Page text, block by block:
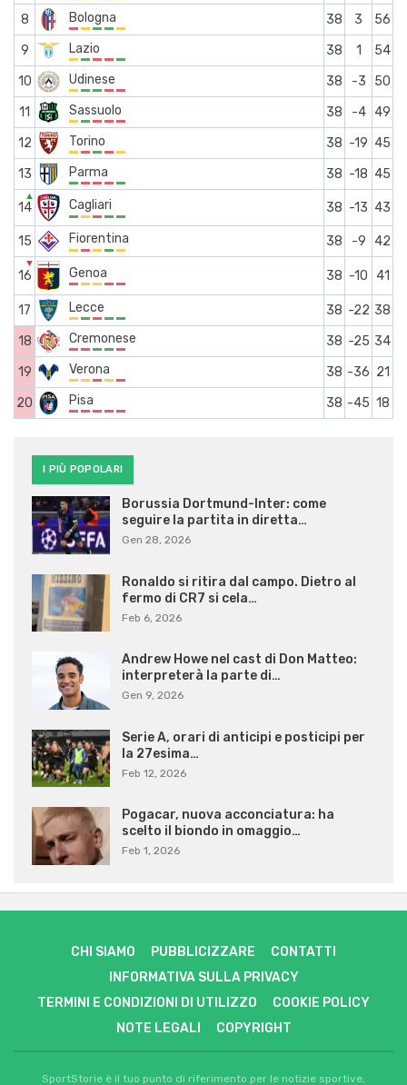
8
Bologna 38 3
56
9
Lazio 38 1
54
10
Udinese 38 -3
50
11
Sassuolo 38 -4
49
12
Torino 38 -19 45
13
Parma 38 -18 45
14
▲
Cagliari 38 -13 43
15 Fiorentina 38 -9 42
16
▼
Genoa 38 -10 41
17 Lecce 38 -22 38
18
Cremonese 38 -25 34
19
Verona 38 -36 21
20
Pisa 38 -45 18
I PIÙ POPOLARI
Borussia Dortmund-Inter: come
seguire la partita in diretta…
Gen 28, 2026
Ronaldo si ritira dal campo. Dietro al
fermo di CR7 si cela…
Feb 6, 2026
Andrew Howe nel cast di Don Matteo:
interpreterà la parte di…
Gen 9, 2026
Serie A, orari di anticipi e posticipi per
la 27esima…
Feb 12, 2026
Pogacar, nuova acconciatura: ha
scelto il biondo in omaggio…
Feb 1, 2026
CHI SIAMO PUBBLICIZZARE
CONTATTI
INFORMATIVA SULLA PRIVACY
TERMINI E CONDIZIONI DI UTILIZZO
COOKIE POLICY
NOTE LEGALI
COPYRIGHT
SportStorie è il tuo punto di riferimento per le notizie sportive,